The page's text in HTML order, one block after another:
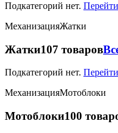
Подкатегорий нет.
МеханизацияЖатки
Жатки107 товаров
Подкатегорий нет.
МеханизацияМотоблоки
Мотоблоки100